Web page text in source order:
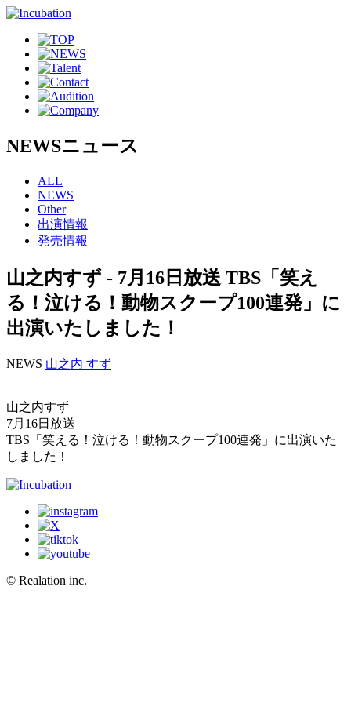
NEWSニュース
ALL
NEWS
Other
出演情報
発売情報
山之内すず - 7月16日放送 TBS「笑え
る！泣ける！動物スクープ100連発」に
出演いたしました！
NEWS 山之内 すず
山之内すず
7月16日放送
TBS「笑える！泣ける！動物スクープ100連発」に出演いた
しました！
© Realation inc.